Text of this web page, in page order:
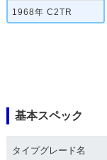
1968年 C2TR
基本スペック
タイプグレード名